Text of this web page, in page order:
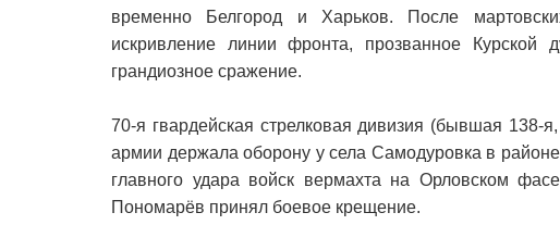
временно Белгород и Харьков. После
искривление линии фронта, прозванное Курской
грандиозное сражение.
70-я гвардейская стрелковая дивизия (бывшая 138-
армии держала оборону у села Самодуровка в
главного удара войск вермахта на Орловском
Пономарёв принял боевое крещение.